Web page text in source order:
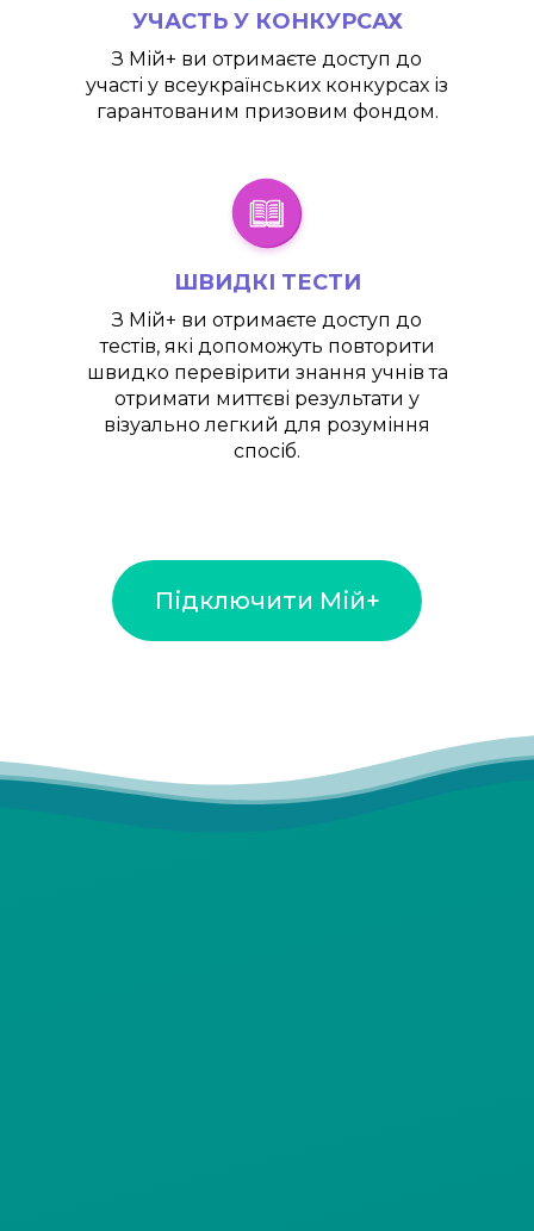
УЧАСТЬ У КОНКУРСАХ
З Мій+ ви отримаєте доступ до
участі у всеукраїнських конкурсах із
гарантованим призовим фондом.
ШВИДКІ ТЕСТИ
З Мій+ ви отримаєте доступ до
тестів, які допоможуть повторити
швидко перевірити знання учнів та
отримати миттєві результати у
візуально легкий для розуміння
спосіб.
Підключити Мій+